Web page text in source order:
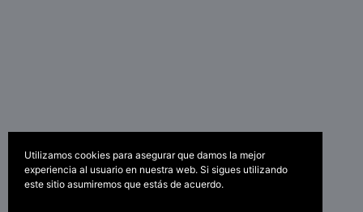
Utilizamos cookies para asegurar que damos la mejor
experiencia al usuario en nuestra web. Si sigues utilizando
este sitio asumiremos que estás de acuerdo.